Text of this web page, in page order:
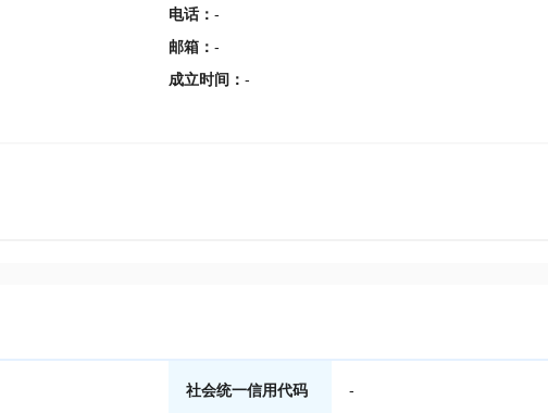
电话： -
邮箱 ： -
成立时间 ： -
社会统一信用代码 -